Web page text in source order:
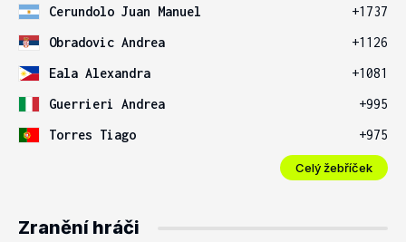
Cerundolo Juan Manuel
+1737
Obradovic Andrea
+1126
Eala Alexandra
+1081
Guerrieri Andrea
+995
Torres Tiago
+975
Celý žebříček
Zranění hráči